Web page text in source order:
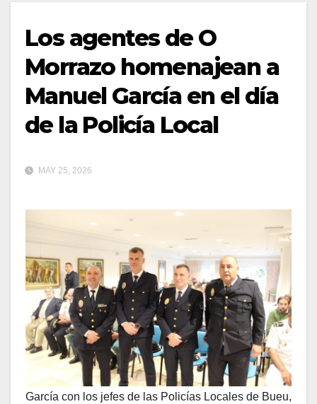
Los agentes de O
Morrazo homenajean a
Manuel García en el día
de la Policía Local
MAY 25, 2026
García con los jefes de las Policías Locales de Bueu,